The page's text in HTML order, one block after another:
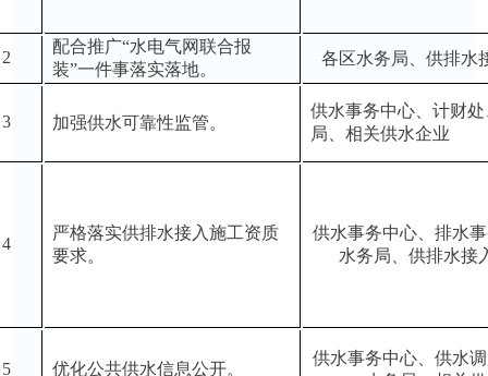
2
配合推广“水电气网联合报
装”一件事落实落地。
各区水务局、供排水
3 加强供水可靠性监管。
供水事务中心、计财
局、相关供水企业
4
严格落实供排水接入施工资质
要求。
供水事务中心、排水
水务局、供排水接
5 优化公共供水信息公开。
供水事务中心、供水